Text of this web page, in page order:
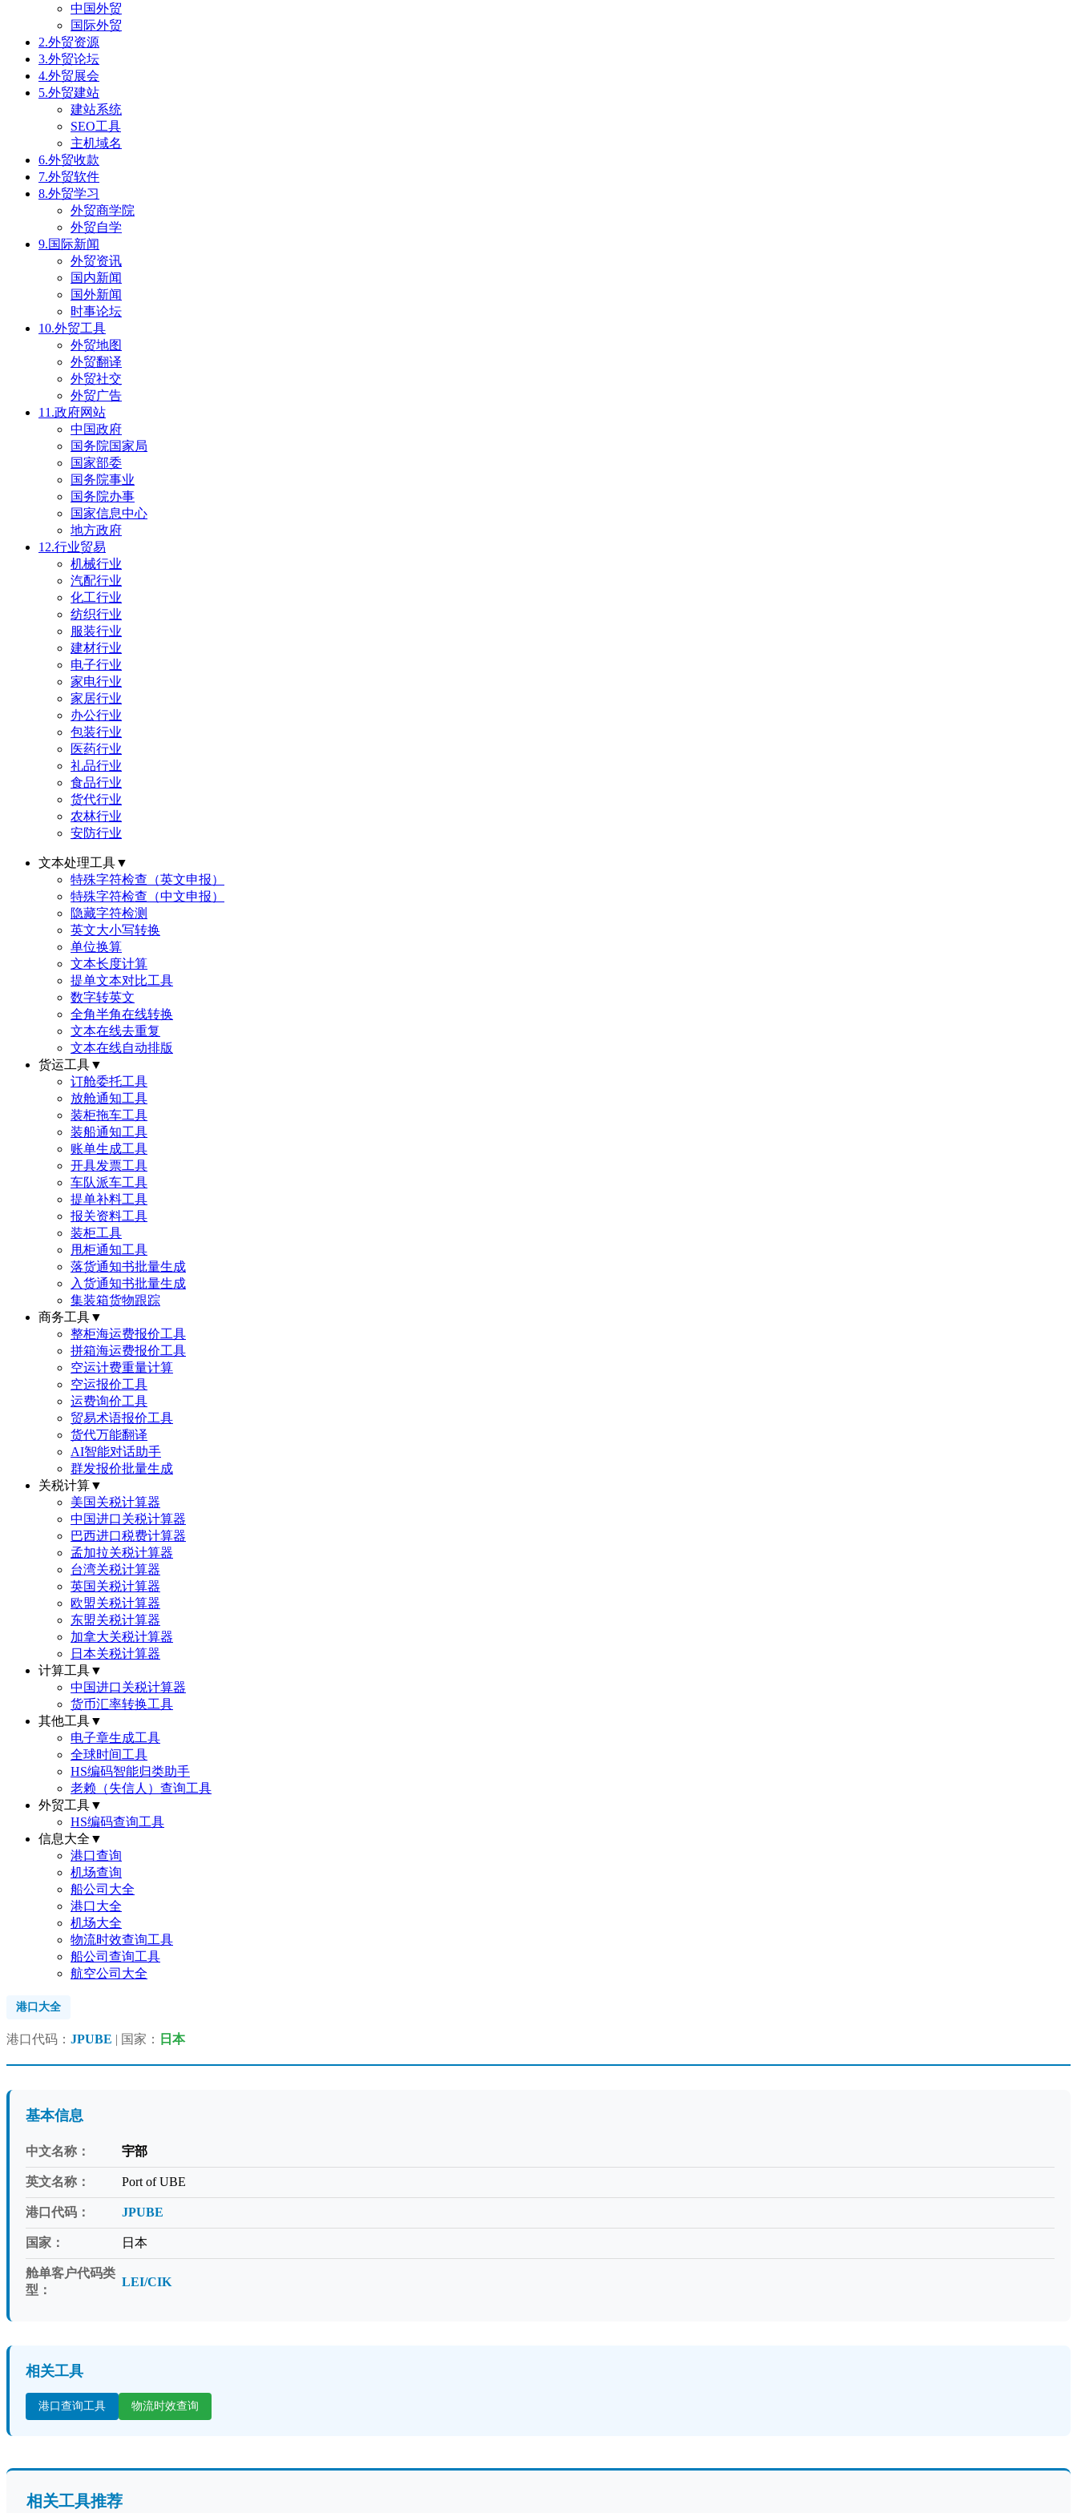
中国外贸
国际外贸
2.外贸资源
3.外贸论坛
4.外贸展会
5.外贸建站
建站系统
SEO工具
主机域名
6.外贸收款
7.外贸软件
8.外贸学习
外贸商学院
外贸自学
9.国际新闻
外贸资讯
国内新闻
国外新闻
时事论坛
10.外贸工具
外贸地图
外贸翻译
外贸社交
外贸广告
11.政府网站
中国政府
国务院国家局
国家部委
国务院事业
国务院办事
国家信息中心
地方政府
12.行业贸易
机械行业
汽配行业
化工行业
纺织行业
服装行业
建材行业
电子行业
家电行业
家居行业
办公行业
包装行业
医药行业
礼品行业
食品行业
货代行业
农林行业
安防行业
文本处理工具▼
特殊字符检查（英文申报）
特殊字符检查（中文申报）
隐藏字符检测
英文大小写转换
单位换算
文本长度计算
提单文本对比工具
数字转英文
全角半角在线转换
文本在线去重复
文本在线自动排版
货运工具▼
订舱委托工具
放舱通知工具
装柜拖车工具
装船通知工具
账单生成工具
开具发票工具
车队派车工具
提单补料工具
报关资料工具
装柜工具
甩柜通知工具
落货通知书批量生成
入货通知书批量生成
集装箱货物跟踪
商务工具▼
整柜海运费报价工具
拼箱海运费报价工具
空运计费重量计算
空运报价工具
运费询价工具
贸易术语报价工具
货代万能翻译
AI智能对话助手
群发报价批量生成
关税计算▼
美国关税计算器
中国进口关税计算器
巴西进口税费计算器
孟加拉关税计算器
台湾关税计算器
英国关税计算器
欧盟关税计算器
东盟关税计算器
加拿大关税计算器
日本关税计算器
计算工具▼
中国进口关税计算器
货币汇率转换工具
其他工具▼
电子章生成工具
全球时间工具
HS编码智能归类助手
老赖（失信人）查询工具
外贸工具▼
HS编码查询工具
信息大全 ▼
港口查询
机场查询
船公司大全
港口大全
机场大全
物流时效查询工具
船公司查询工具
航空公司大全
港口大全
港口代码： JPUBE | 国家： 日本
基本信息
中文名称： 宇部
英文名称： Port of UBE
港口代码： JPUBE
国家： 日本
舱单客户代码类
型：
LEI/CIK
相关工具
港口查询工具 物流时效查询
相关工具推荐